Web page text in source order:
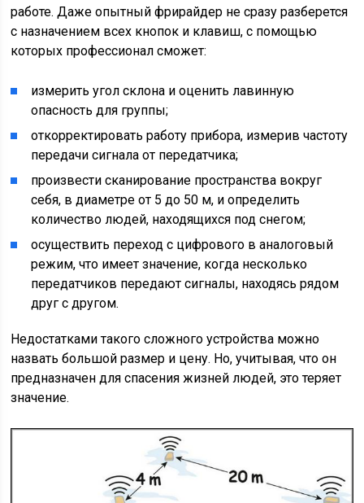
работе. Даже опытный фрирайдер не сразу разберется
с назначением всех кнопок и клавиш, с помощью
которых профессионал сможет:
измерить угол склона и оценить лавинную
опасность для группы;
откорректировать работу прибора, измерив частоту
передачи сигнала от передатчика;
произвести сканирование пространства вокруг
себя, в диаметре от 5 до 50 м, и определить
количество людей, находящихся под снегом;
осуществить переход с цифрового в аналоговый
режим, что имеет значение, когда несколько
передатчиков передают сигналы, находясь рядом
друг с другом.
Недостатками такого сложного устройства можно
назвать большой размер и цену. Но, учитывая, что он
предназначен для спасения жизней людей, это теряет
значение.